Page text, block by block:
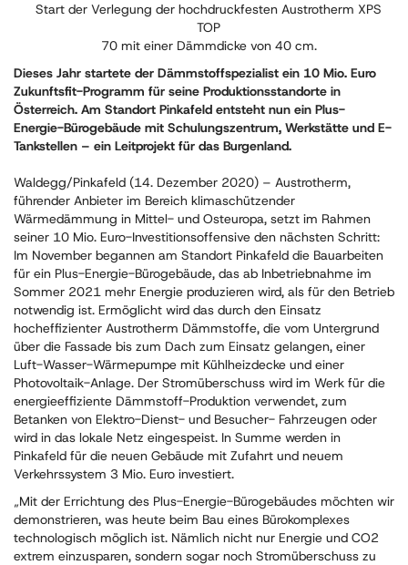
Start der Verlegung der hochdruckfesten Austrotherm XPS
TOP
70 mit einer Dämmdicke von 40 cm.
Dieses Jahr startete der Dämmstoffspezialist ein 10 Mio. Euro
Zukunftsfit-Programm für seine Produktionsstandorte in
Österreich. Am Standort Pinkafeld entsteht nun ein Plus-
Energie-Bürogebäude mit Schulungszentrum, Werkstätte und E-
Tankstellen – ein Leitprojekt für das Burgenland.
Waldegg/Pinkafeld (14. Dezember 2020) – Austrotherm,
führender Anbieter im Bereich klimaschützender
Wärmedämmung in Mittel- und Osteuropa, setzt im Rahmen
seiner 10 Mio. Euro-Investitionsoffensive den nächsten Schritt:
Im November begannen am Standort Pinkafeld die Bauarbeiten
für ein Plus-Energie-Bürogebäude, das ab Inbetriebnahme im
Sommer 2021 mehr Energie produzieren wird, als für den Betrieb
notwendig ist. Ermöglicht wird das durch den Einsatz
hocheffizienter Austrotherm Dämmstoffe, die vom Untergrund
über die Fassade bis zum Dach zum Einsatz gelangen, einer
Luft-Wasser-Wärmepumpe mit Kühlheizdecke und einer
Photovoltaik-Anlage. Der Stromüberschuss wird im Werk für die
energieeffiziente Dämmstoff-Produktion verwendet, zum
Betanken von Elektro-Dienst- und Besucher- Fahrzeugen oder
wird in das lokale Netz eingespeist. In Summe werden in
Pinkafeld für die neuen Gebäude mit Zufahrt und neuem
Verkehrssystem 3 Mio. Euro investiert.
„Mit der Errichtung des Plus-Energie-Bürogebäudes möchten wir
demonstrieren, was heute beim Bau eines Bürokomplexes
technologisch möglich ist. Nämlich nicht nur Energie und CO2
extrem einzusparen, sondern sogar noch Stromüberschuss zu